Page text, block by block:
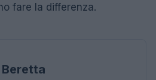
fare la differenza.